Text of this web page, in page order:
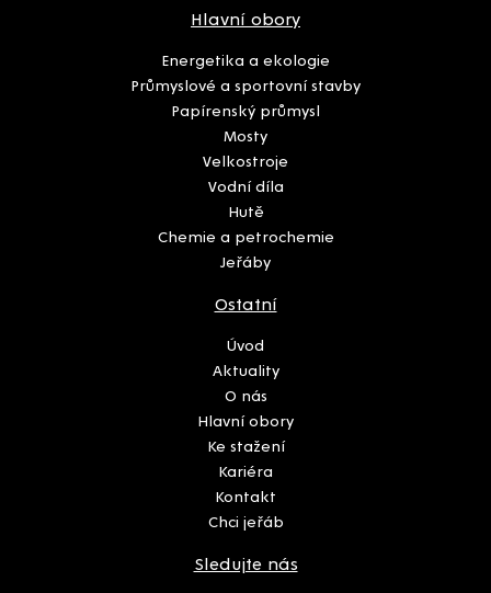
Hlavní obory
Energetika a ekologie
Průmyslové a sportovní stavby
Papírenský průmysl
Mosty
Velkostroje
Vodní díla
Hutě
Chemie a petrochemie
Jeřáby
Ostatní
Úvod
Aktuality
O nás
Hlavní obory
Ke stažení
Kariéra
Kontakt
Chci jeřáb
Sledujte nás